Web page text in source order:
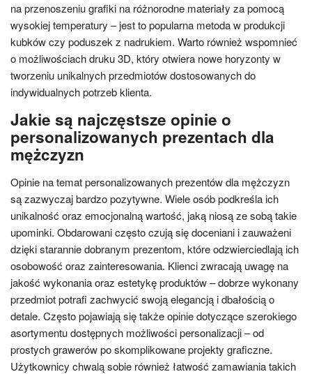
na przenoszeniu grafiki na różnorodne materiały za pomocą
wysokiej temperatury – jest to popularna metoda w produkcji
kubków czy poduszek z nadrukiem. Warto również wspomnieć
o możliwościach druku 3D, który otwiera nowe horyzonty w
tworzeniu unikalnych przedmiotów dostosowanych do
indywidualnych potrzeb klienta.
Jakie są najczęstsze opinie o
personalizowanych prezentach dla
mężczyzn
Opinie na temat personalizowanych prezentów dla mężczyzn
są zazwyczaj bardzo pozytywne. Wiele osób podkreśla ich
unikalność oraz emocjonalną wartość, jaką niosą ze sobą takie
upominki. Obdarowani często czują się doceniani i zauważeni
dzięki starannie dobranym prezentom, które odzwierciedlają ich
osobowość oraz zainteresowania. Klienci zwracają uwagę na
jakość wykonania oraz estetykę produktów – dobrze wykonany
przedmiot potrafi zachwycić swoją elegancją i dbałością o
detale. Często pojawiają się także opinie dotyczące szerokiego
asortymentu dostępnych możliwości personalizacji – od
prostych grawerów po skomplikowane projekty graficzne.
Użytkownicy chwalą sobie również łatwość zamawiania takich